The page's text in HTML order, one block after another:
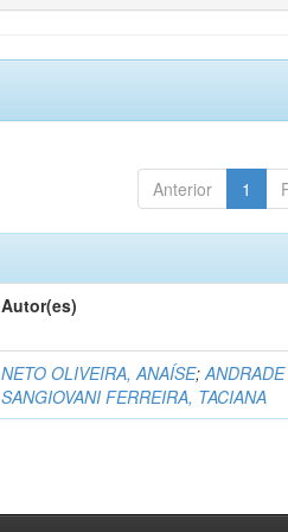
Anterior 1
Autor(es)
NETO OLIVEIRA, ANAÍSE;ANDRADE
SANGIOVANI FERREIRA, TACIANA